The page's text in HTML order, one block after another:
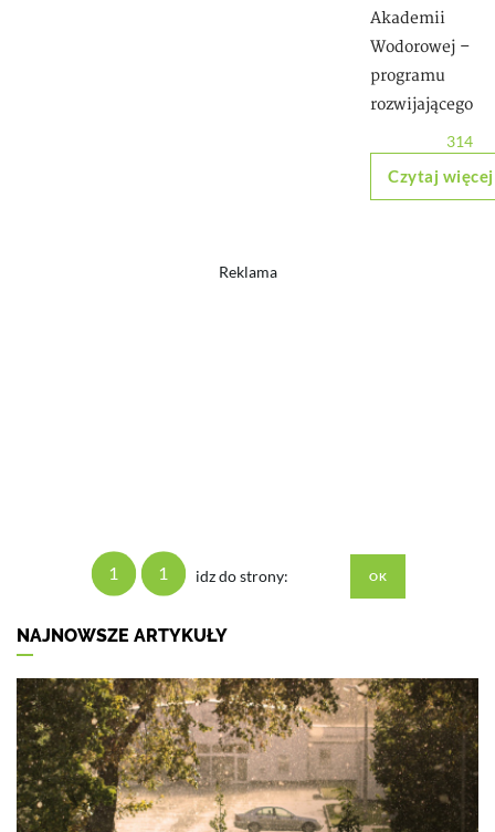
Akademii
Wodorowej –
programu
rozwijającego
314
Czytaj więcej
Reklama
1 1 idz do strony:
NAJNOWSZE ARTYKUŁY